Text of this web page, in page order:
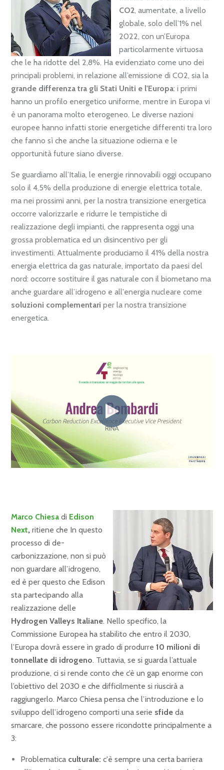
CO2, aumentate, a livello
globale, solo dell’1% nel
2022, con un’Europa
particolarmente virtuosa
che le ha ridotte del 2,8%. Ha evidenziato come uno dei
principali problemi, in relazione all’emissione di CO2, sia la
grande differenza tra gli Stati Uniti e l'Europa: i primi
hanno un profilo energetico uniforme, mentre in Europa vi
è un panorama molto eterogeneo. Le diverse nazioni
europee hanno infatti storie energetiche differenti tra loro
che fanno sì che anche la situazione odierna e le
opportunità future siano diverse.
Se guardiamo all’Italia, le energie rinnovabili oggi occupano
solo il 4,5% della produzione di energie elettrica totale,
ma nei prossimi anni, per la nostra transizione energetica
occorre valorizzarle e ridurre le tempistiche di
realizzazione degli impianti, che rappresenta oggi una
grossa problematica ed un disincentivo per gli
investimenti. Attualmente produciamo il 41% della nostra
energia elettrica da gas naturale, importato da paesi del
nord: occorre sostituire il gas naturale con il biometano ma
anche guardare all’idrogeno e all'energia nucleare come
soluzioni complementari per la nostra transizione
energetica.
Marco Chiesa di Edison
Next, ritiene che In questo
processo di de-
carbonizzazione, non si può
non guardare all’idrogeno,
ed è per questo che Edison
sta partecipando alla
realizzazione delle
Hydrogen Valleys Italiane. Nello specifico, la
Commissione Europea ha stabilito che entro il 2030,
l’Europa dovrà essere in grado di produrre10 milioni di
tonnellate di idrogeno. Tuttavia, se si guarda l’attuale
produzione, ci si rende conto che c’è un gap enorme con
l’obiettivo del 2030 e che difficilmente si riuscirà a
raggiungerlo. Marco Chiesa pensa che l’introduzione e lo
sviluppo dell’idrogeno comporti una serie sfide da
smarcare, che possono essere ricondotte principalmente a
3:
Problematica culturale: c'è sempre una certa barriera